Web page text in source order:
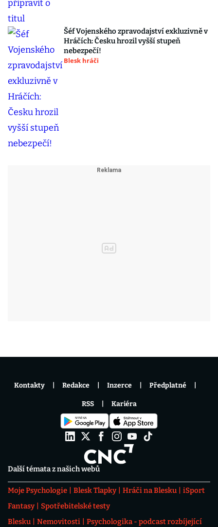
Šéf Vojenského zpravodajství exkluzivně v
Hráčích: Česku hrozil vyšší stupeň
nebezpečí!
Blesk hráči
Další témata z našich webů
Moje Psychologie Blesk Tlapky Hráči na Blesku
iSport
Fantasy
Spotřebitelské testy
Blesku
Nemovitosti
Psychologika - podcast rozbíjející
Kontakty Redakce Inzerce Předplatné
RSS Kariéra